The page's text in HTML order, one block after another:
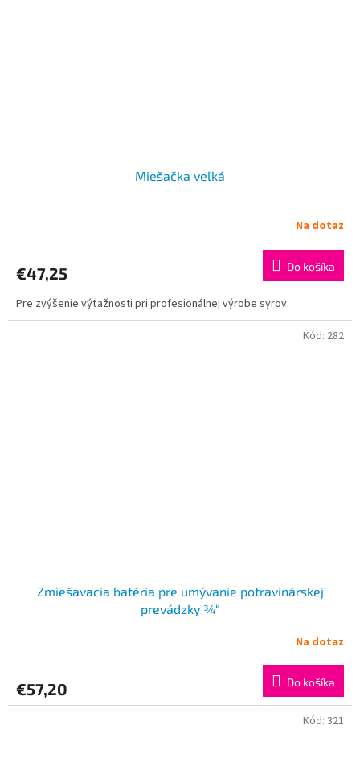
Miešačka veľká
Na dotaz
€47,25 Do košíka
Pre zvýšenie výťažnosti pri profesionálnej výrobe syrov.
Zmiešavacia batéria pre umývanie potravinárskej
prevádzky ¾“
Na dotaz
€57,20 Do košíka
Kód: 282
Kód: 321